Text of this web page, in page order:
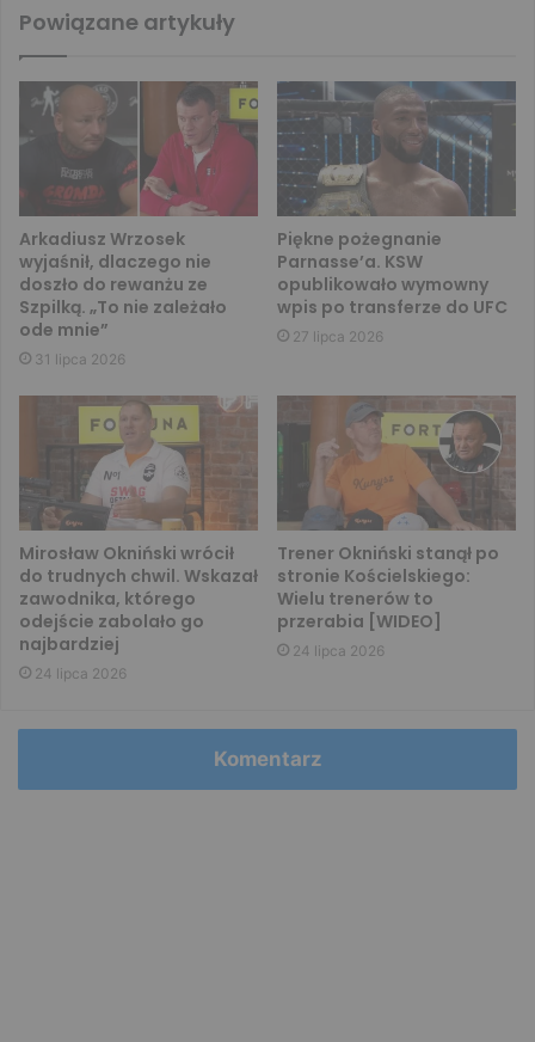
Powiązane artykuły
Arkadiusz Wrzosek
wyjaśnił, dlaczego nie
doszło do rewanżu ze
Szpilką. „To nie zależało
ode mnie”
31 lipca 2026
Piękne pożegnanie
Parnasse’a. KSW
opublikowało wymowny
wpis po transferze do UFC
27 lipca 2026
Mirosław Okniński wrócił
do trudnych chwil. Wskazał
zawodnika, którego
odejście zabolało go
najbardziej
24 lipca 2026
Trener Okniński stanął po
stronie Kościelskiego:
Wielu trenerów to
przerabia [WIDEO]
24 lipca 2026
Komentarz